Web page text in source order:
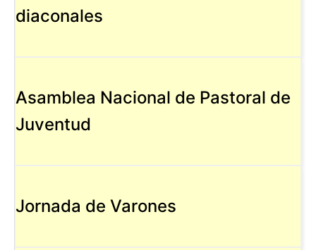
diaconales
Asamblea Nacional de Pastoral de
Juventud
Jornada de Varones